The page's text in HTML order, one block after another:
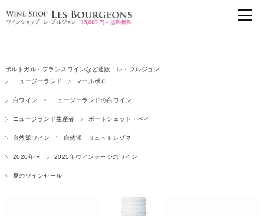
ポルトガル・フランスワインなど通販 レ・ブルジョン
ニュージーランド
マールボロ
白ワイン ニュージーランドの白ワイン
ニュージランド生産者 ボートシェッド・ベイ
自然派ワイン 自然派 リュットレゾネ
2020年〜 2025年ヴィンテージのワイン
夏のワインセール